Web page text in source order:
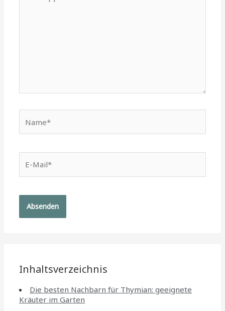
Mail*
Inhaltsverzeichnis
Die besten Nachbarn für Thymian: geeignete
Kräuter im Garten